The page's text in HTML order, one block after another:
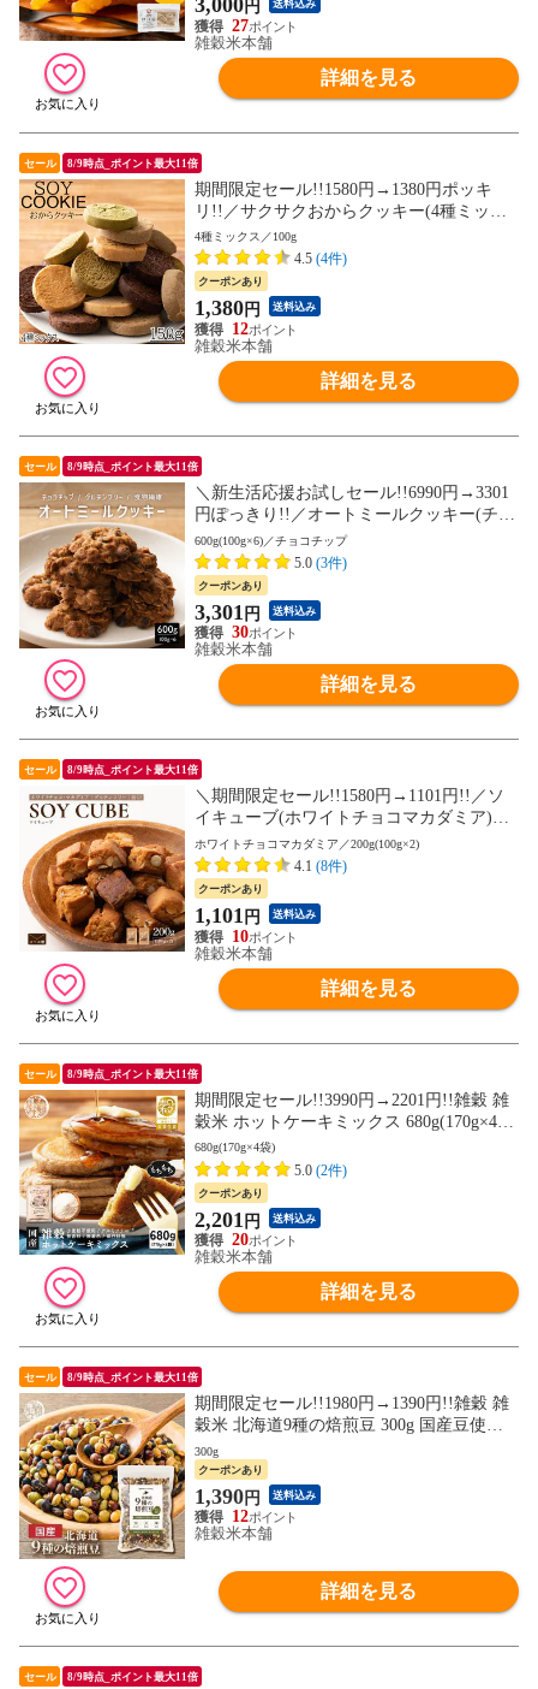
料無料円 送料込み
27
雑穀米本舗
詳細を見る
セール 8/9時点_ポイント最大11倍
期間限定セール!!1580円→1380円ポッキ
リ!!／サクサクおからクッキー(4種ミック
ス) 100g※割れ欠けあり ヘルシー ダイエッ
ト スイーツ 訳アリ おからパウダー 食物繊
維豊富 (個包装) 【送料無料】
4種ミックス／100g
4.5 (4件)
クーポンあり
1,380円 送料込み
12
雑穀米本舗
詳細を見る
セール 8/9時点_ポイント最大11倍
＼新生活応援お試しセール!!6990円→3301
円ぽっきり!!／オートミールクッキー(チョ
コチップ) 600g(100g×6袋)※割れ欠けあり
ヘルシー ダイエット スイーツ 訳アリ 食物
繊維豊富 (個包装) お試し【送料無料】
600g(100g×6)／チョコチップ
5.0 (3件)
クーポンあり
3,301 円 送料込み
30
雑穀米本舗
詳細を見る
セール 8/9時点_ポイント最大11倍
＼期間限定セール!!1580円→1101円!!／ソ
イキューブ(ホワイトチョコマカダミア)
【200g(100g×2袋)】大豆ミート 大豆粉 ナ
ッツ チョコ 小麦粉不使用 ダイエット たん
ぱく質たっぷり 間食 送料無料 非常食(個包
装・チャック付き) 初めての方おすすめ 当
店のイチオシ
ホワイトチョコマカダミア／200g(100g×2)
4.1 (8件)
クーポンあり
1,101 円 送料込み
10
雑穀米本舗
詳細を見る
セール 8/9時点_ポイント最大11倍
期間限定セール!!3990円→2201円!!雑穀 雑
穀米 ホットケーキミックス 680g(170g×4
袋) 送料無料 お試し 使用用途は無限大 安
心の国産原料＆国内加工 パン作り スウィ
ーツ作り パウダー[粉]
680g(170g×4袋)
5.0 (2件)
クーポンあり
2,201 円 送料込み
20
雑穀米本舗
詳細を見る
セール 8/9時点_ポイント最大11倍
期間限定セール!!1980円→1390円!!雑穀 雑
穀米 北海道9種の焙煎豆 300g 国産豆使用
煎豆 スイーツ 雑穀スイーツ ナッツ ダイエ
ットスイーツ 健康スイーツ(個包装)
300g
クーポンあり
1,390円 送料込み
12
雑穀米本舗
詳細を見る
セール 8/9時点_ポイント最大11倍